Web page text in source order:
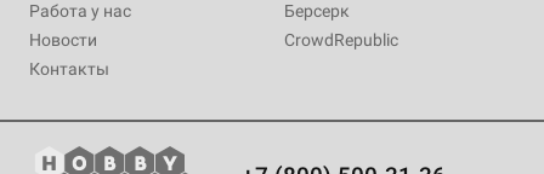
Работа у нас
Новости
Контакты
Берсерк
CrowdRepublic